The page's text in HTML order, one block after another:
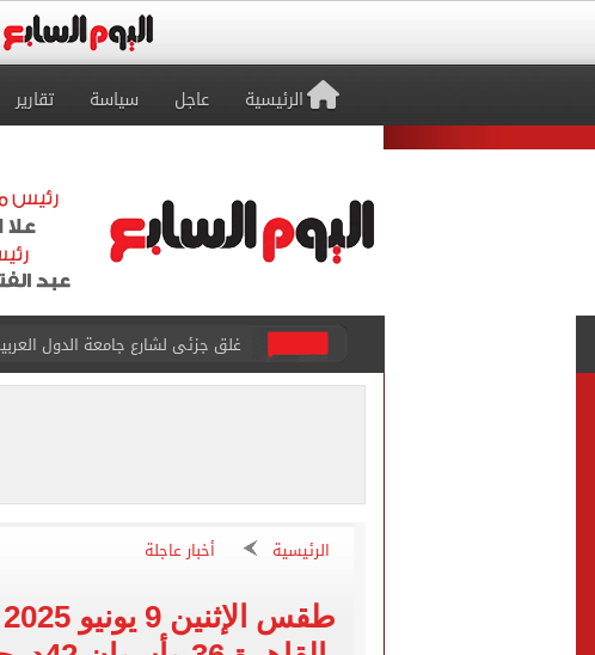
الرئيسية عاجل سياسة تقارير
غلق جزئى لشارع جامعة الدول العربية
عمرو دياب يدخل موسوعة جينيس بعد
الاستعلامات تفند ادعاءات ذا صن
تقارير: سيلتيك الأسكتلندي يضم
الرئيسية أخبار عاجلة